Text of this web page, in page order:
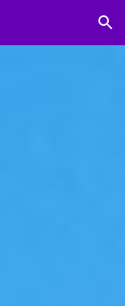
Skip to navigation